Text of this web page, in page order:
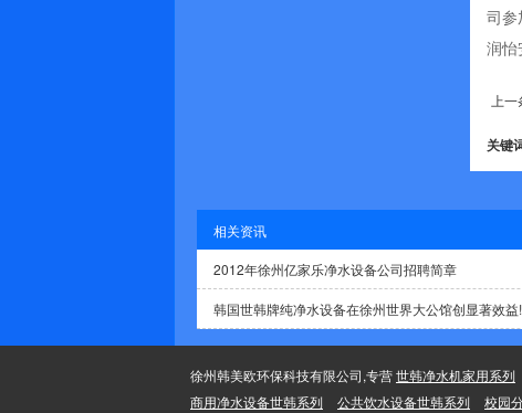
司参
润怡
上一
关键
相关资讯
2012年徐州亿家乐净水设备公司招聘简章
韩国世韩牌纯净水设备在徐州世界大公馆创显著效益!
徐州韩美欧环保科技有限公司,专营世韩净水机家用系列
商用净水设备世韩系列
公共饮水设备世韩系列 校园